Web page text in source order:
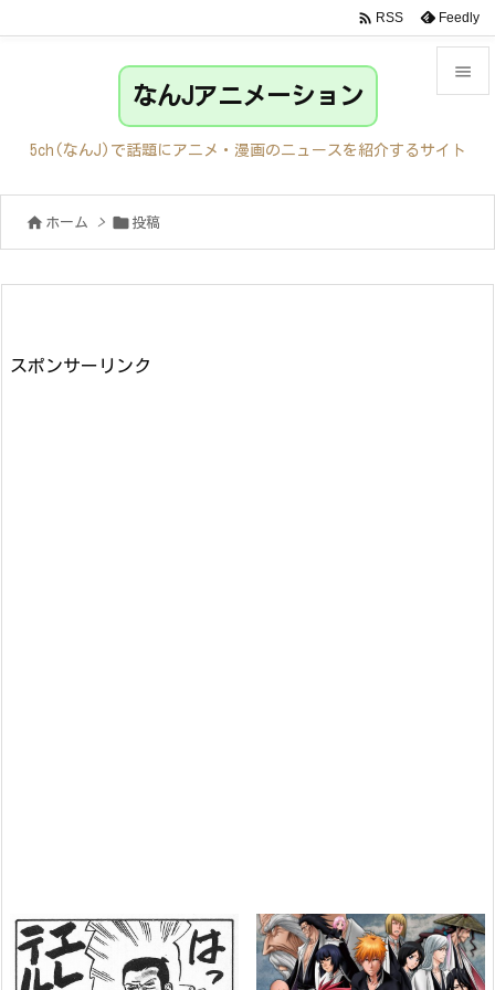

サイド
前へ

 RSS Feedly
なんJアニメーション
5ch(なんJ)で話題にアニメ・漫画のニュースを紹介するサイト
 ホーム >  投稿
スポンサーリンク